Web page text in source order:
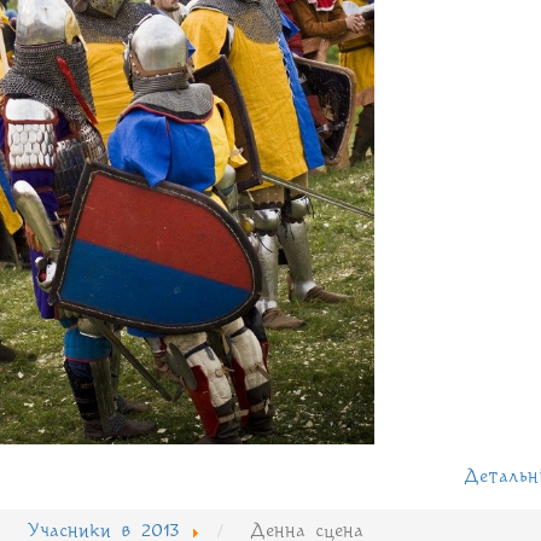
Учасники в 2013 Денна сцена